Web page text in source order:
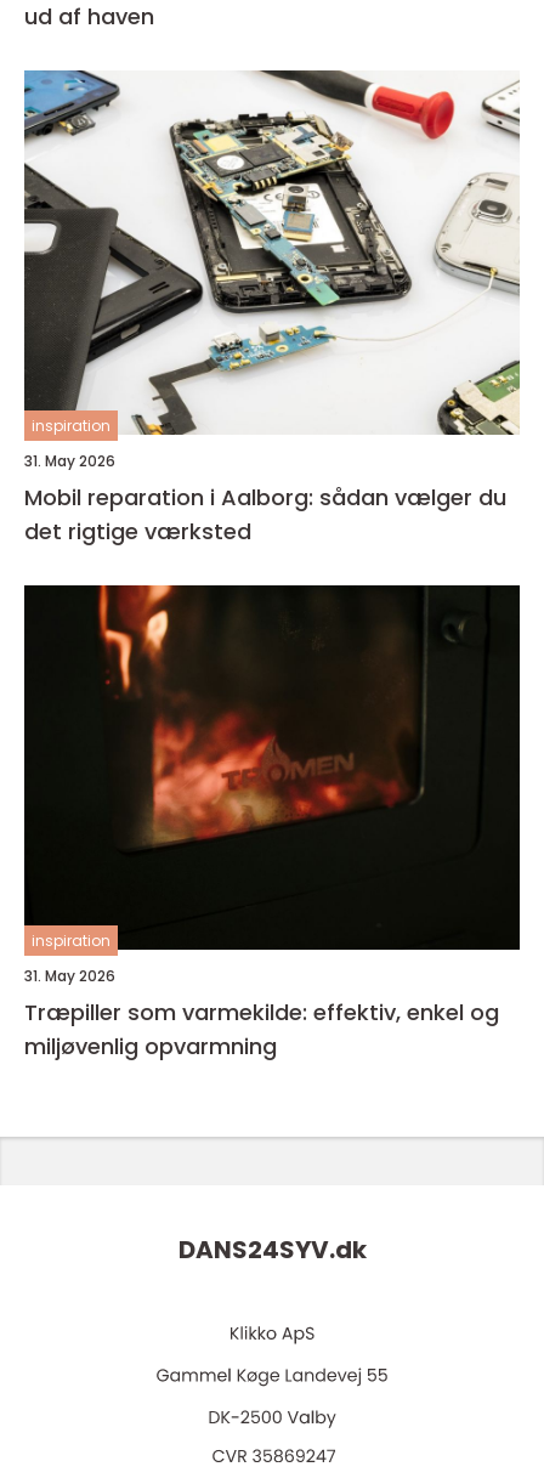
ud af haven
inspiration
31. May 2026
Mobil reparation i Aalborg: sådan vælger du
det rigtige værksted
inspiration
31. May 2026
Træpiller som varmekilde: effektiv, enkel og
miljøvenlig opvarmning
DANS24SYV.dk